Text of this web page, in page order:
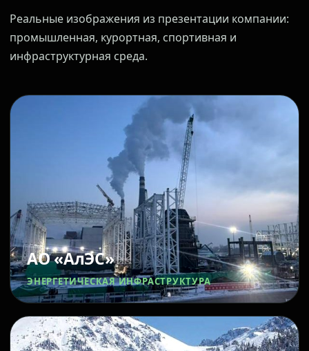
Реальные изображения из презентации компании:
промышленная, курортная, спортивная и
инфраструктурная среда.
АО «АлЭС»
ЭНЕРГЕТИЧЕСКАЯ ИНФРАСТРУКТУРА